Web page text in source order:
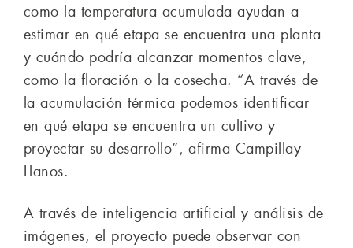
como la temperatura acumulada ayudan a
estimar en qué etapa se encuentra una planta
y cuándo podría alcanzar momentos clave,
como la floración o la cosecha. “A través de
la acumulación térmica podemos identificar
en qué etapa se encuentra un cultivo y
proyectar su desarrollo”, afirma Campillay-
Llanos.
A través de inteligencia artificial y análisis de
imágenes, el proyecto puede observar con